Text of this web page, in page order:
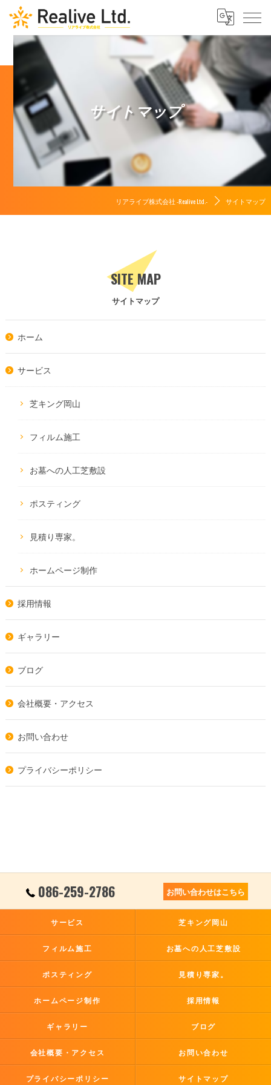
サイトマップ
リアライブ株式会社 -Realive Ltd.- サイトマップ
サイトマップ
SITE MAP
ホーム
サービス
芝キング岡山
フィルム施工
お墓への人工芝敷設
ポスティング
見積り専家。
ホームページ制作
採用情報
ギャラリー
ブログ
会社概要・アクセス
お問い合わせ
プライバシーポリシー
086-259-2786 お問い合わせはこちら
サービス 芝キング岡山
フィルム施工 お墓への人工芝敷設
ポスティング 見積り専家。
ホームページ制作 採用情報
ギャラリー ブログ
会社概要・アクセス お問い合わせ
プライバシーポリシー サイトマップ